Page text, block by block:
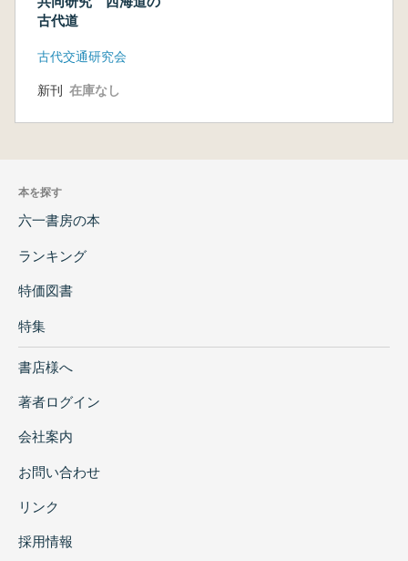
古代道
古代交通研究会
新刊 在庫なし
本を探す
六一書房の本
ランキング
特価図書
特集
書店様へ
著者ログイン
会社案内
お問い合わせ
リンク
採用情報